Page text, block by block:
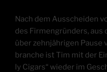
Nach dem Aus­schei­den
des Fir­men­grün­ders,
über zehn­jäh­ri­gen
bran­che ist Tim mit der
ly Cigars“ wie­der im